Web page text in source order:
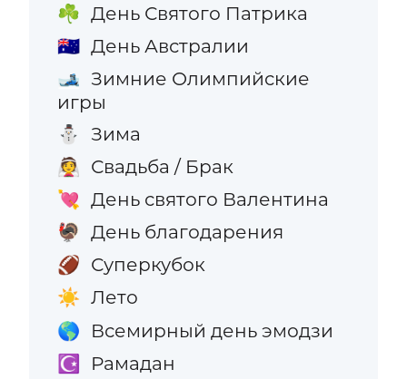
☘️ День Святого Патрика
🇦🇺 День Австралии
🎿 Зимние Олимпийские
игры
⛄ Зима
👰 Свадьба / Брак
💘 День святого Валентина
🦃 День благодарения
🏈 Суперкубок
☀️ Лето
🌎 Всемирный день эмодзи
☪️ Рамадан